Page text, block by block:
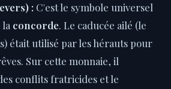
: C'est le symbole universel
concorde. Le caducée ailé (le
était utilisé par les hérauts pour
Sur cette monnaie, il
conflits fratricides et le